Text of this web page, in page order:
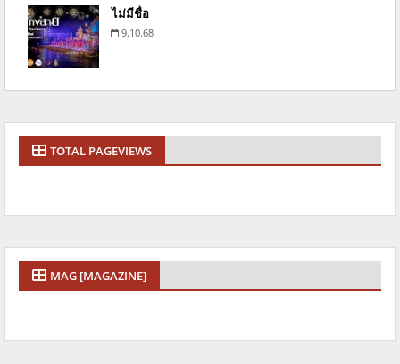
ไม่มีชื่อ
9.10.68
TOTAL PAGEVIEWS
MAG [MAGAZINE]